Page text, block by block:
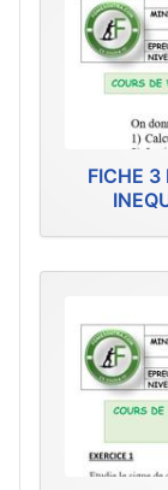
FICHE 3